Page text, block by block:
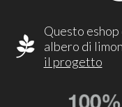
Questo
albero di
il progetto